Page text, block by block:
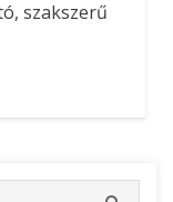
szakszerű